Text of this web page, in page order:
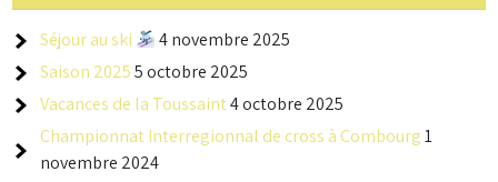
Séjour au ski
4 novembre 2025
Saison 2025 5 octobre 2025
Vacances de la Toussaint4 octobre 2025
Championnat Interregionnal de cross à Combourg 1
novembre 2024